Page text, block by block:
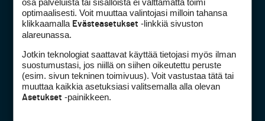
DSA avoimuusraportti
Digipalvelut (09) 156 6227
Avoinna ma–pe 8–16
Avoinna ma–pe 8–17
(digi) digi@otavamedia.fi
optimaalisesti. Voit muuttaa valintojasi milloin tahansa
klikkaamalla Evästeasetukset -linkkiä sivuston
alareunassa.
Jotkin teknologiat saattavat käyttää tietojasi myös ilman
suostumustasi, jos niillä on siihen oikeutettu peruste
(esim. sivun tekninen toimivuus). Voit vastustaa tätä tai
muuttaa kaikkia asetuksiasi valitsemalla alla olevan
Asetukset -painikkeen.